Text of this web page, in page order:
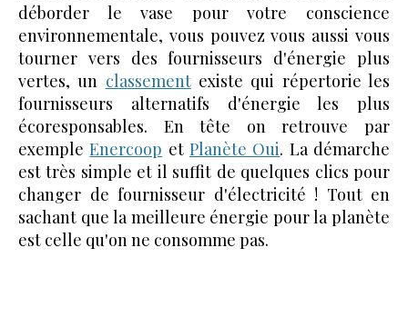
déborder le vase pour votre conscience
environnementale, vous pouvez vous aussi vous
tourner vers des fournisseurs d'énergie plus
vertes, un classementexiste qui répertorie les
fournisseurs alternatifs d'énergie les plus
écoresponsables. En tête on retrouve par
exempleEnercoop etPlanète Oui. La démarche
est très simple et il suffit de quelques clics pour
changer de fournisseur d'électricité ! Tout en
sachant que la meilleure énergie pour la planète
est celle qu'on ne consomme pas.